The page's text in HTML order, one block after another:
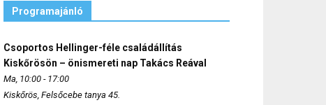
Programajánló
Csoportos Hellinger-féle családállítás
Kiskőrösön – önismereti nap Takács Reával
Ma, 10:00 - 17:00
Kiskőrös, Felsőcebe tanya 45.